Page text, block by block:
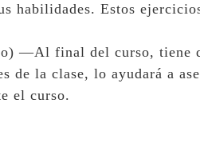
habilidades. Estos
—Al final del curso, tiene
de la clase, lo ayudará a
el curso.